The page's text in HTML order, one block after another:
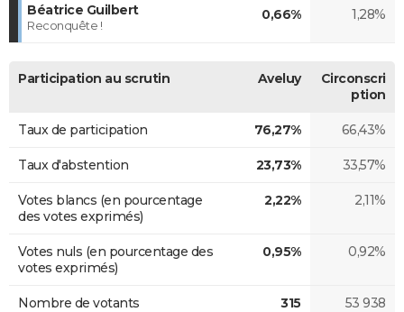
Béatrice Guilbert
Reconquête !
0,66% 1,28%
Participation au scrutin Aveluy
Circonscri
ption
Taux de participation 76,27% 66,43%
Taux d'abstention 23,73% 33,57%
Votes blancs (en pourcentage
des votes exprimés)
2,22% 2,11%
Votes nuls (en pourcentage des
votes exprimés)
0,95% 0,92%
Nombre de votants 315 53 938